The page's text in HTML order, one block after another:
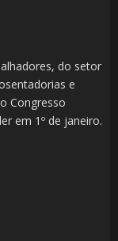
do setor
e
Congresso
em 1º de janeiro.